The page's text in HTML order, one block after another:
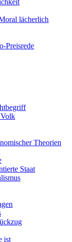
lächerlich
Preisrede
Volk
Theorien
Staat
ist